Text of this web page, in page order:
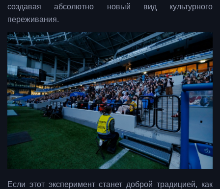
создавая абсолютно новый вид культурного
переживания.
Если этот эксперимент станет доброй традицией, как